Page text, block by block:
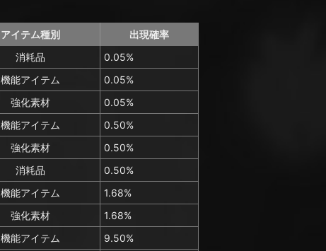
アイテム種別
出現確率
消耗品
0.05%
機能アイテム
0.05%
強化素材
0.05%
機能アイテム
0.50%
強化素材
0.50%
消耗品
0.50%
機能アイテム
1.68%
強化素材
1.68%
機能アイテム
9.50%